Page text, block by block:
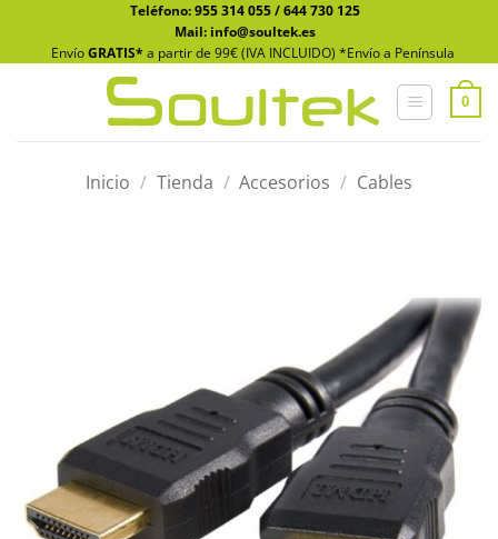
contenido
Teléfono:955 314 055/644 730 125
Mail: info@soultek.es
EnvíoGRATIS* a partir de 99€ (IVA INCLUIDO) *Envío a Península
0
Inicio / Tienda / Accesorios / Cables